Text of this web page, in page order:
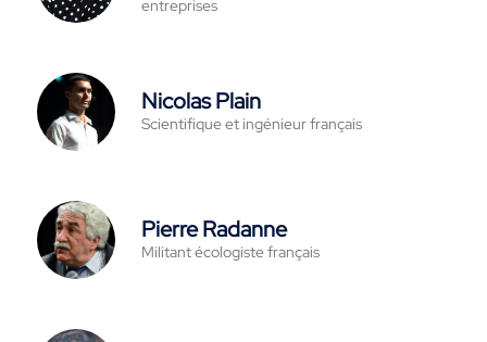
entreprises
Nicolas Plain
Scientifique et ingénieur français
Pierre Radanne
Militant écologiste français